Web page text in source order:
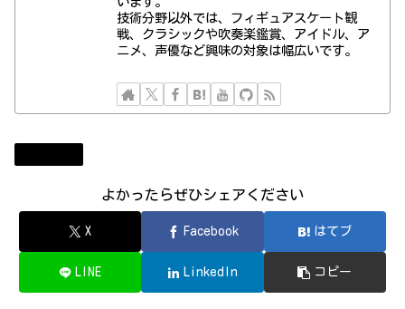
技術分野以外では、フィギュアスケート観
戦、クラシックや吹奏楽鑑賞、アイドル、ア
ニメ、声優など興味の対象は幅広いです。
よかったらぜひシェアください
X Facebook はてブ
LINE LinkedIn コピー